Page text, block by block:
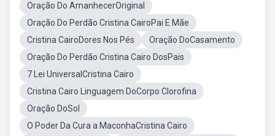
Oração Do AmanhecerOriginal
Oração Do Perdão Cristina CairoPai E Mãe
Cristina CairoDores Nos Pés
Oração DoCasamento
Oração Do Perdão Cristina Cairo DosPais
7 Lei UniversalCristina Cairo
Cristina Cairo Linguagem DoCorpo Clorofina
Oração DoSol
O Poder Da Cura a MaconhaCristina Cairo